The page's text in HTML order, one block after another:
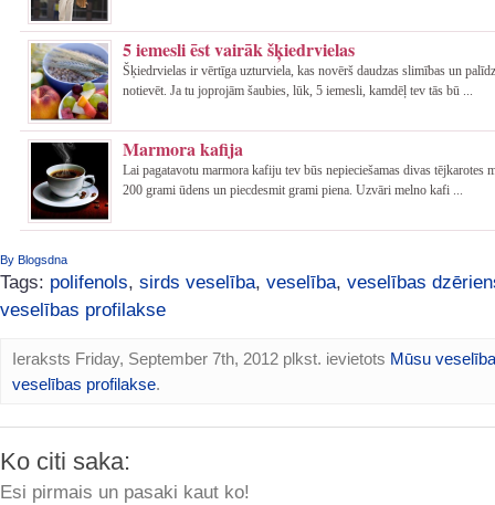
5 iemesli ēst vairāk šķiedrvielas
Šķiedrvielas ir vērtīga uzturviela, kas novērš daudzas slimības un
notievēt. Ja tu joprojām šaubies, lūk, 5 iemesli, kamdēļ tev tās bū ...
Marmora kafija
Lai pagatavotu marmora kafiju tev būs nepieciešamas divas tējkarotes
200 grami ūdens un piecdesmit grami piena. Uzvāri melno kafi ...
By Blogsdna
Tags: polifenols, sirds veselība, veselība, veselības
veselības profilakse
Ieraksts Friday, September 7th, 2012 plkst. ievietots Mūsu veselība
veselības profilakse.
Ko citi saka:
Esi pirmais un pasaki kaut ko!